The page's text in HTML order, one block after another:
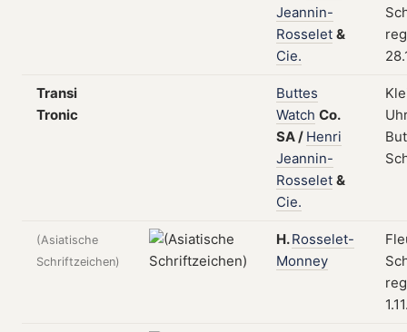
Jeannin-
Rosselet &
Cie.
Transi
Tronic
Buttes
Watch Co.
SA/ Henri
Jeannin-
Rosselet &
Cie.
(Asiatische
Schriftzeichen)
H.Rosselet-
Monney